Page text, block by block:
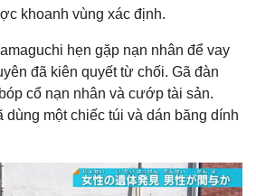
khoanh vùng xác định.
hẹn gặp nạn nhân để vay
đã kiên quyết từ chối. Gã đàn
cổ nạn nhân và cướp tài sản.
dùng một chiếc túi và dán băng dính